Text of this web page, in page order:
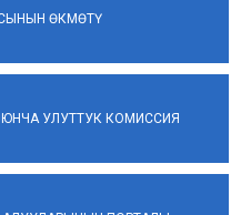
ӨКМӨТҮ
УЛУТТУК КОМИССИЯ